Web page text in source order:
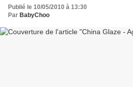
Publié le 10/05/2010 à 13:30
Par BabyChoo